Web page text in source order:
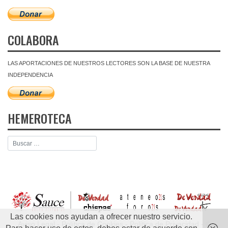
COLABORA
LAS APORTACIONES DE NUESTROS LECTORES SON LA BASE DE NUESTRA
INDEPENDENCIA
HEMEROTECA
Aviso Legal Política de Cookies Política de Privacidad - ©
Las cookies nos ayudan a ofrecer nuestro servicio.